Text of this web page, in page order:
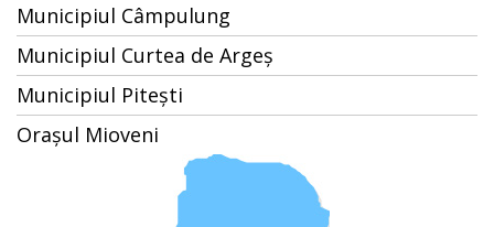
Municipiul Câmpulung
Municipiul Curtea de Argeș
Municipiul Pitești
Orașul Mioveni